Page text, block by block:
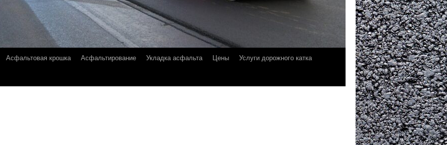
Асфальтовая крошка Асфальтирование Укладка асфальта Цены
Услуги дорожного катка